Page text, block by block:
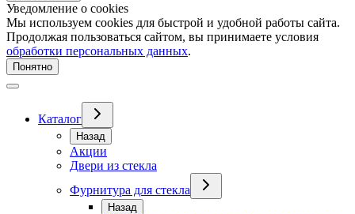
Уведомление о cookies
Мы используем cookies для быстрой и удобной работы сайта.
Продолжая пользоваться сайтом, вы принимаете условия
обработки персональных данных.
Понятно
Каталог
Назад
Акции
Двери из стекла
Фурнитура для стекла
Назад